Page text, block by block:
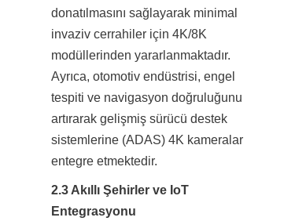
donatılmasını sağlayarak minimal
invaziv cerrahiler için 4K/8K
modüllerinden yararlanmaktadır.
Ayrıca, otomotiv endüstrisi, engel
tespiti ve navigasyon doğruluğunu
artırarak gelişmiş sürücü destek
sistemlerine (ADAS) 4K kameralar
entegre etmektedir.
2.3 Akıllı Şehirler ve IoT
Entegrasyonu